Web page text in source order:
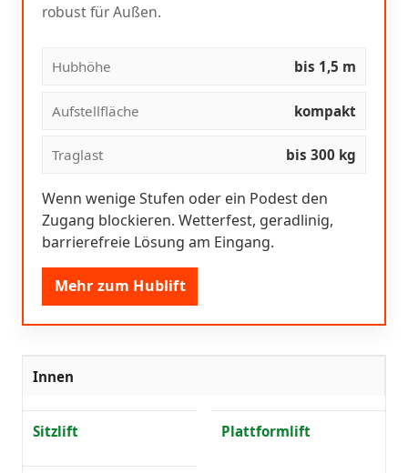
robust für Außen.
Hubhöhe bis 1,5 m
Aufstellfläche kompakt
Traglast bis 300 kg
Wenn wenige Stufen oder ein Podest den
Zugang blockieren. Wetterfest, geradlinig,
barrierefreie Lösung am Eingang.
Mehr zum Hublift
Innen
Sitzlift Plattformlift